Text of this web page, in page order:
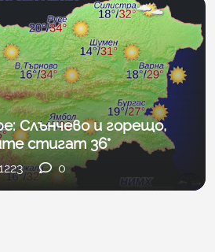
Слънчево и горещо,
стигат 36°
0